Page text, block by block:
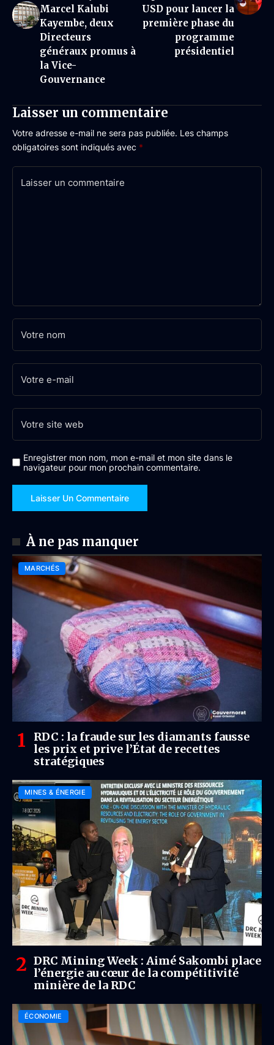
Marcel Kalubi
Kayembe, deux
Directeurs
généraux promus à
la Vice-
Gouvernance
USD pour lancer la
première phase du
programme
présidentiel
Laisser un commentaire
Votre adresse e-mail ne sera pas publiée. Les champs
obligatoires sont indiqués avec *
Enregistrer mon nom, mon e-mail et mon site dans le
navigateur pour mon prochain commentaire.
À ne pas manquer
MARCHÉS
RDC : la fraude sur les diamants fausse
les prix et prive l’État de recettes
stratégiques
MINES & ÉNERGIE
DRC Mining Week : Aimé Sakombi place
l’énergie au cœur de la compétitivité
minière de la RDC
ÉCONOMIE